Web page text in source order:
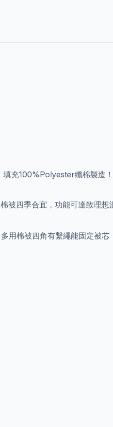
充100%Polyester纖棉製造！
四季合宜，功能可達致理想
用棉被四角有繫繩能固定被芯